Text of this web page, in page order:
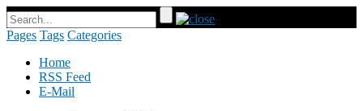
Pages Tags Categories
Home
RSS Feed
E-Mail